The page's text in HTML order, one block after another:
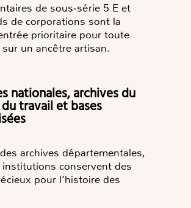
de sous‑série 5 E et
de corporations sont la
prioritaire pour toute
un ancêtre artisan.
travail et bases
archives départementales,
institutions conservent des
pour l’histoire des